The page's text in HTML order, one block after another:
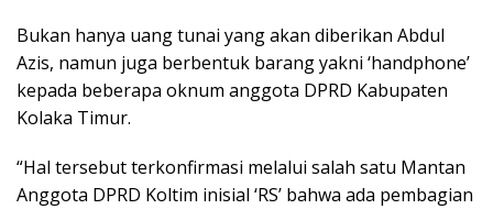
Bukan hanya uang tunai yang akan diberikan Abdul
Azis, namun juga berbentuk barang yakni ‘handphone’
kepada beberapa oknum anggota DPRD Kabupaten
Kolaka Timur.
“Hal tersebut terkonfirmasi melalui salah satu Mantan
Anggota DPRD Koltim inisial ‘RS’ bahwa ada pembagian